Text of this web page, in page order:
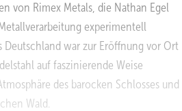
von Rimex Metals, die Nathan Egel
experimentell
Deutschland war zur Eröffnung vor Ort
auf faszinierende Weise
des barocken Schlosses und
Wald.